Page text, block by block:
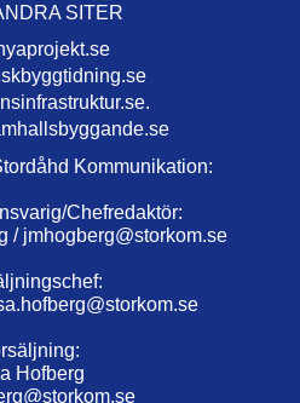
SITER
Kommunikation:
Chefredaktör:
/ jmhogberg@storkom.se
Hofberg